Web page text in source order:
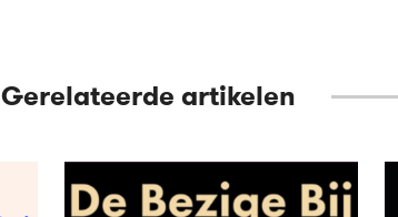
Gerelateerde artikelen